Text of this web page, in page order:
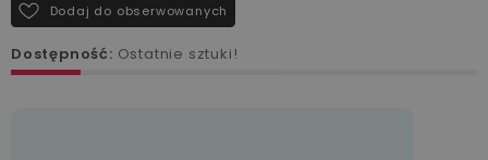
Dodaj do obserwowanych
Dostępność: Ostatnie sztuki!